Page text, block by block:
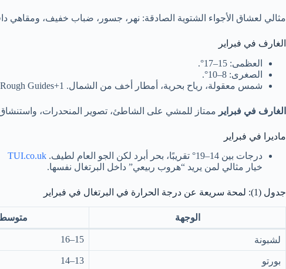
مثالي لعشاق الأجواء الشتوية الصادقة: نهر، جسور، ضباب خفيف، ومقاهي
الغارف في فبراير
العظمى: 15–17°.
الصغرى: 8–10°.
شمس معقولة، رياح بحرية، أمطار أخف من الشمال. Rough Guides+1
الغارف في فبراير ممتاز للمشي على الشاطئ، تصوير المنحدرات،
ماديرا في فبراير
درجات بين 14–19° تقريبًا، بحر أبرد لكن الجو العام لطيف.
TUI.co.uk
خيار مثالي لمن يريد “هروب ربيعي” داخل البرتغال نفسها.
جدول (1): لمحة سريعة عن درجة الحرارة في البرتغال في فبراير
الوجهة
لشبونة 15–16
بورتو 13–14